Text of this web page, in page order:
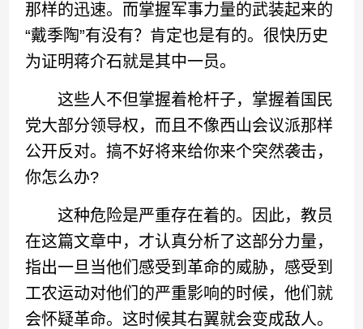
那样的迅速。而掌握军事力量的武装起来的
“戴季陶”有没有？肯定也是有的。很快历史
为证明蒋介石就是其中一员。
这些人不但掌握着枪杆子，掌握着国民
党大部分领导权，而且不像西山会议派那样
公开反对。搞不好将来给你来个突然袭击，
你怎么办?
这种危险是严重存在着的。因此，教员
在这篇文章中，才认真分析了这部分力量，
指出一旦当他们感受到革命的威胁，感受到
工农运动对他们的严重影响的时候，他们就
会怀疑革命。这时候其右翼就会变成敌人。